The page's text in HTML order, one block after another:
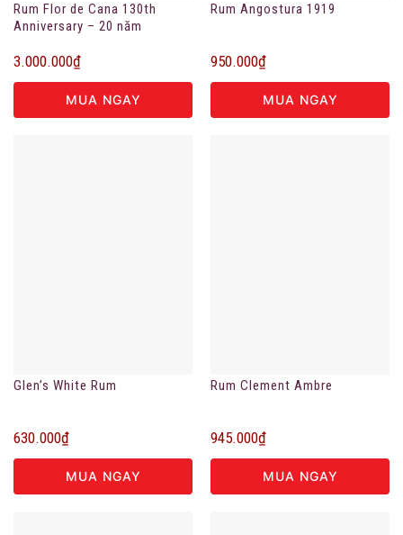
Rum Flor de Cana 130th
Anniversary – 20 năm
3.000.000₫
MUA NGAY
Rum Angostura 1919
950.000₫
MUA NGAY
Glen’s White Rum
630.000₫
MUA NGAY
Rum Clement Ambre
945.000₫
MUA NGAY